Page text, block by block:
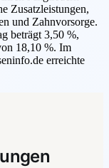
Zusatzleistungen,
und Zahnvorsorge.
beträgt 3,50 %,
18,10 %. Im
erreichte